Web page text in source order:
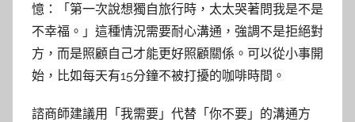
憶：「第一次說想獨自旅行時，太太哭著問我是不是
不幸福。」這種情況需要耐心溝通，強調不是拒絕對
方，而是照顧自己才能更好照顧關係。可以從小事開
始，比如每天有15分鐘不被打擾的咖啡時間。
諮商師建議用「我需要」代替「你不要」的溝通方